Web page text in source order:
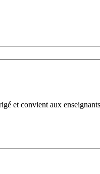
et convient aux